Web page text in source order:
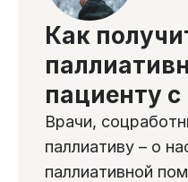
Как
пациенту
Врачи,
паллиативу – о
паллиативной